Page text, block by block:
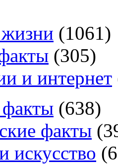
(1061)
(305)
и интернет
(638)
факты (
искусство (